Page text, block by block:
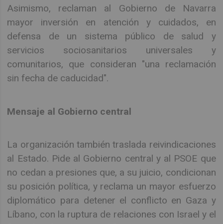
Asimismo, reclaman al Gobierno de Navarra
mayor inversión en atención y cuidados, en
defensa de un sistema público de salud y
servicios sociosanitarios universales y
comunitarios, que consideran "una reclamación
sin fecha de caducidad".
Mensaje al Gobierno central
La organización también traslada reivindicaciones
al Estado. Pide al Gobierno central y al PSOE que
no cedan a presiones que, a su juicio, condicionan
su posición política, y reclama un mayor esfuerzo
diplomático para detener el conflicto en Gaza y
Líbano, con la ruptura de relaciones con Israel y el